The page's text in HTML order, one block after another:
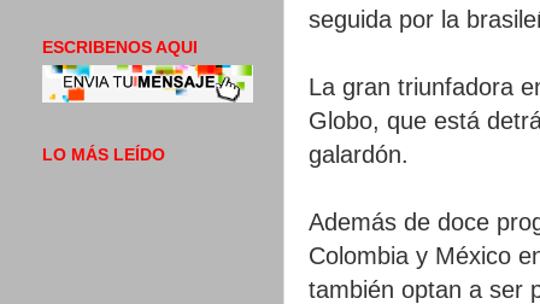
seguida por la
La gran triunfadora
Globo, que está
galardón.
Además de doce
Colombia y México
también optan a ser
ESCRIBENOS AQUI
LO MÁS LEÍDO